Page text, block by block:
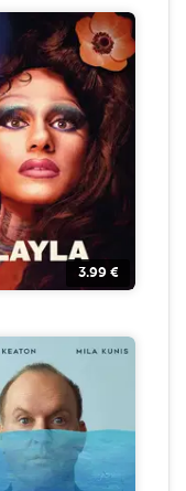
3.99 €